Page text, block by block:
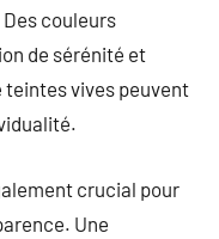
couleurs
de sérénité et
teintes vives peuvent
crucial pour
Une